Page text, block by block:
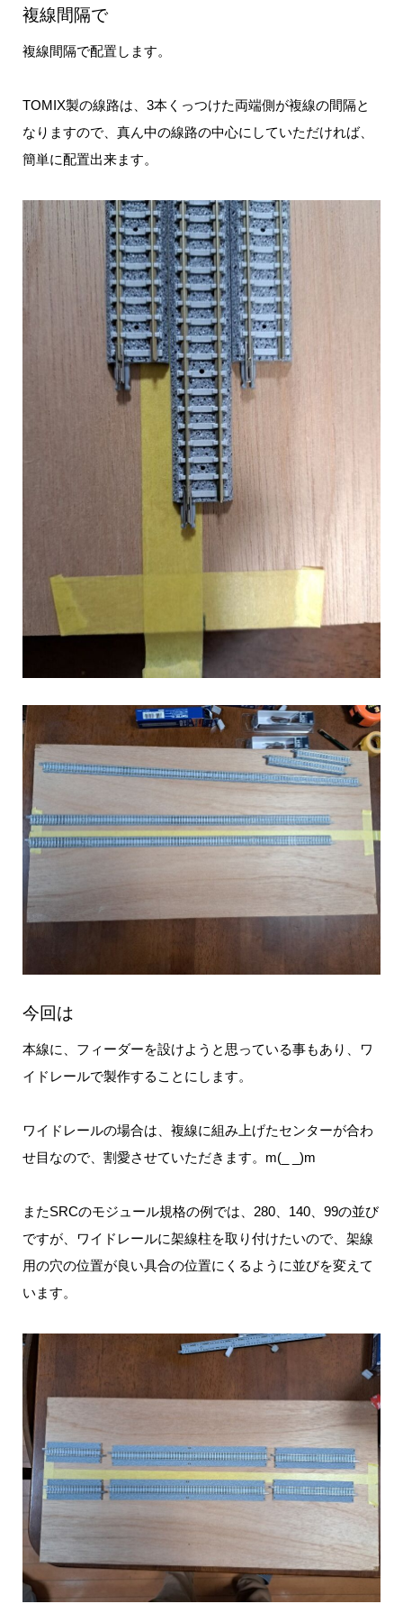
複線間隔で
複線間隔で配置します。
TOMIX製の線路は、3本くっつけた両端側が複線の間隔と
なりますので、真ん中の線路の中心にしていただければ、
簡単に配置出来ます。
今回は
本線に、フィーダーを設けようと思っている事もあり、ワ
イドレールで製作することにします。
ワイドレールの場合は、複線に組み上げたセンターが合わ
せ目なので、割愛させていただきます。m(_ _)m
またSRCのモジュール規格の例では、280、140、99の並び
ですが、ワイドレールに架線柱を取り付けたいので、架線
用の穴の位置が良い具合の位置にくるように並びを変えて
います。